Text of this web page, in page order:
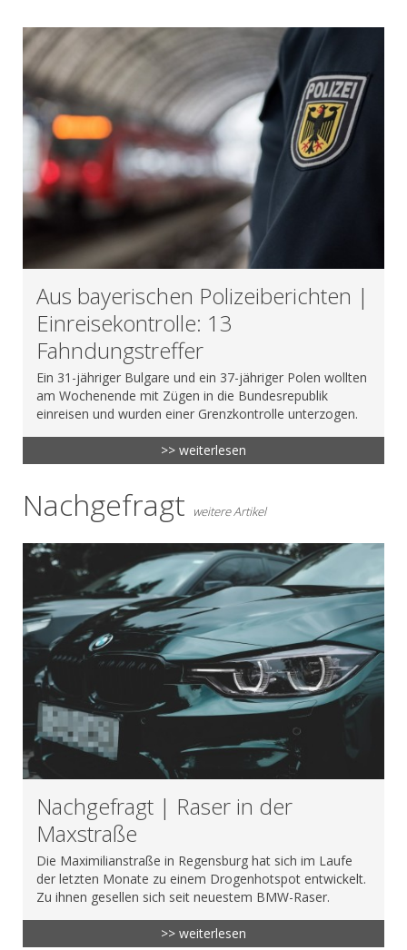
Aus bayerischen Polizeiberichten |
Einreisekontrolle: 13
Fahndungstreffer
Ein 31-jähriger Bulgare und ein 37-jähriger Polen wollten
am Wochenende mit Zügen in die Bundesrepublik
einreisen und wurden einer Grenzkontrolle unterzogen.
>> weiterlesen
Nachgefragt weitere Artikel
Nachgefragt | Raser in der
Maxstraße
Die Maximilianstraße in Regensburg hat sich im Laufe
der letzten Monate zu einem Drogenhotspot entwickelt.
Zu ihnen gesellen sich seit neuestem BMW-Raser.
>> weiterlesen